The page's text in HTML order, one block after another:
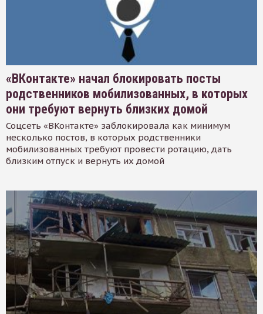
«ВКонтакте» начал блокировать посты
родственников мобилизованных, в которых
они требуют вернуть близких домой
Соцсеть «ВКонтакте» заблокировала как минимум
несколько постов, в которых родственники
мобилизованных требуют провести ротацию, дать
близким отпуск и вернуть их домой